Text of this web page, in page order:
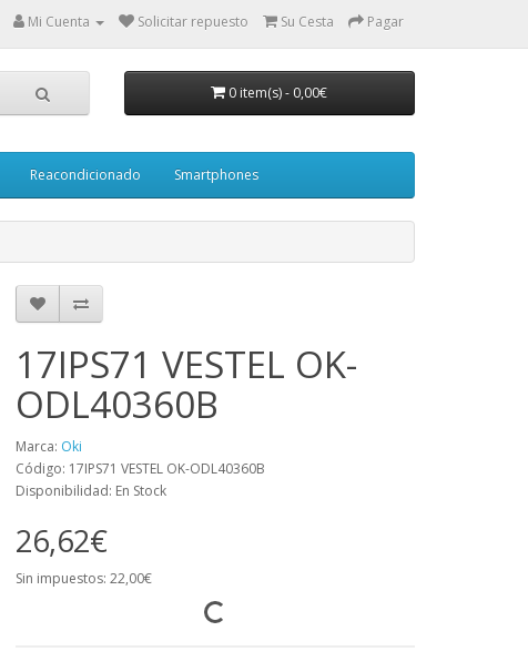
Mi Cuenta Solicitar repuesto Su Cesta Pagar
0 item(s)- 0,00€
Reacondicionado Smartphones
17IPS71 VESTEL OK-
ODL40360B
Marca: Oki
Código: 17IPS71 VESTEL OK-ODL40360B
Disponibilidad: En Stock
26,62€
Sin impuestos: 22,00€